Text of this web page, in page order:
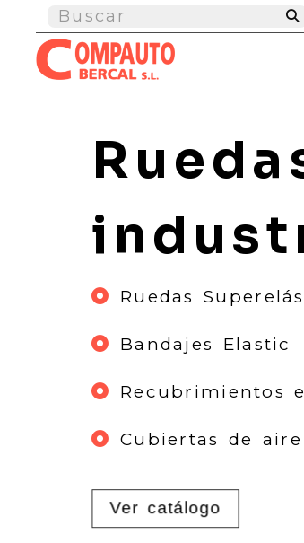
Ruedas
Bandajes Elastic
Recubrimientos
Cubiertas de
Ver catálogo